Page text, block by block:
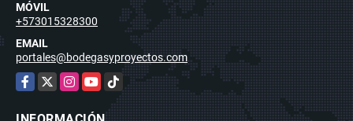
MÓVIL
+573015328300
EMAIL
portales@bodegasyproyectos.com
Facebook
X Instagram
YouTubeTikTok